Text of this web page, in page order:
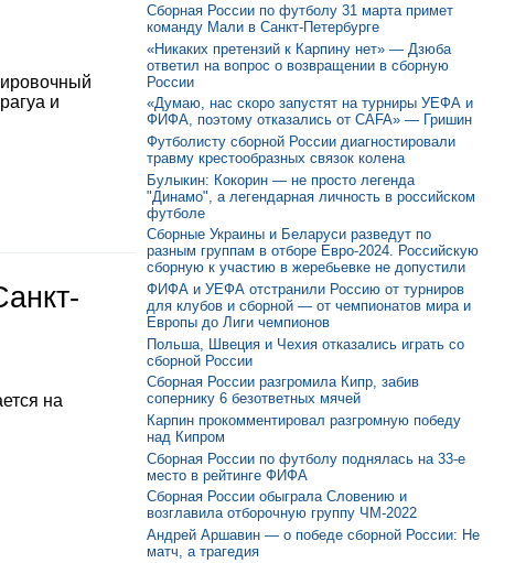
и
на
Сборная России по футболу 31 марта примет
команду Мали в Санкт-Петербурге
«Никаких претензий к Карпину нет» — Дзюба
ответил на вопрос о возвращении в сборную
России
«Думаю, нас скоро запустят на турниры УЕФА и
ФИФА, поэтому отказались от CAFA» — Гришин
Футболисту сборной России диагностировали
травму крестообразных связок колена
Булыкин: Кокорин — не просто легенда
"Динамо", а легендарная личность в российском
футболе
Сборные Украины и Беларуси разведут по
разным группам в отборе Евро-2024. Российскую
сборную к участию в жеребьевке не допустили
ФИФА и УЕФА отстранили Россию от турниров
для клубов и сборной — от чемпионатов мира и
Европы до Лиги чемпионов
Польша, Швеция и Чехия отказались играть со
сборной России
Сборная России разгромила Кипр, забив
сопернику 6 безответных мячей
Карпин прокомментировал разгромную победу
над Кипром
Сборная России по футболу поднялась на 33-е
место в рейтинге ФИФА
Сборная России обыграла Словению и
возглавила отборочную группу ЧМ-2022
Андрей Аршавин — о победе сборной России: Не
матч, а трагедия